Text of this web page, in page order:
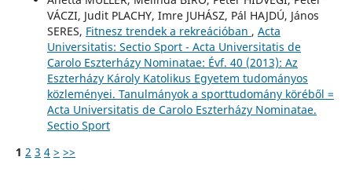
VÁCZI, Judit PLACHY, Imre JUHÁSZ, Pál HAJDÚ, János
SERES, Fitnesz trendek a rekreációban , Acta
Universitatis: Sectio Sport - Acta Universitatis de
Carolo Eszterházy Nominatae: Évf. 40 (2013): Az
Eszterházy Károly Katolikus Egyetem tudományos
közleményei. Tanulmányok a sporttudomány köréből =
Acta Universitatis de Carolo Eszterházy Nominatae.
Sectio Sport
1 2 3 4 > >>